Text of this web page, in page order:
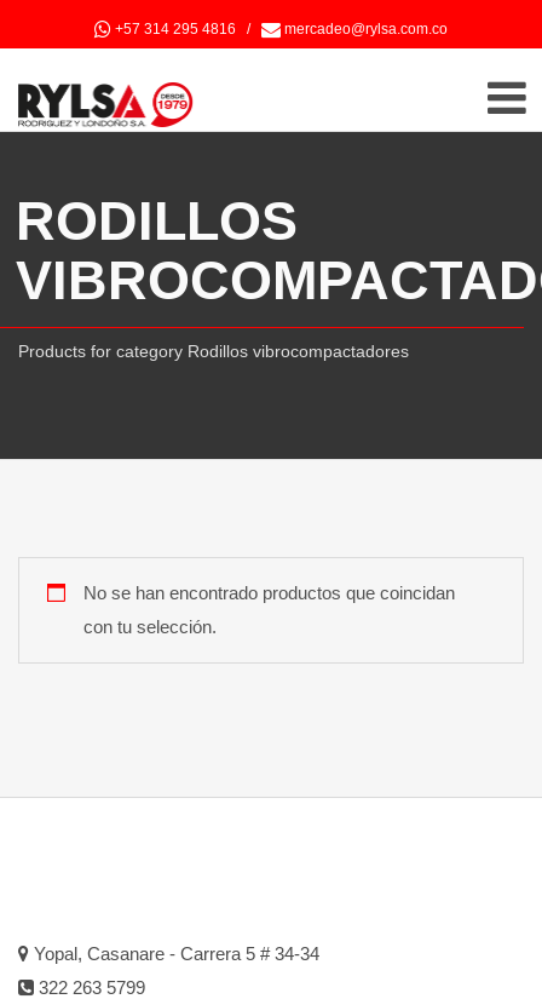
+57 314 295 4816 / mercadeo@rylsa.com.co
RODILLOS
Products for category Rodillos vibrocompactadores
No se han encontrado productos que coincidan
con tu selección.
Yopal, Casanare - Carrera 5 # 34-34
322 263 5799